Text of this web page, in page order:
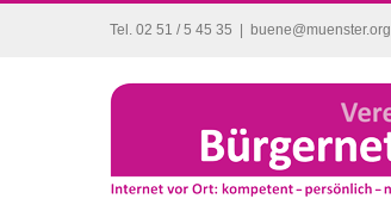
Tel. 02 51 / 5 45 35 buene@muenster.org